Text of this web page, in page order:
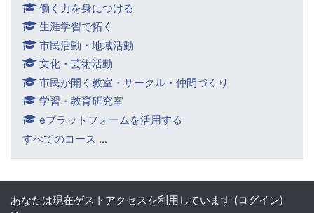
働く力を身につける
生涯学習で拓く
市民活動・地域活動
文化・芸術活動
市民が開く教室・サークル・仲間づくり
学習・教育研究室
eプラットフォームを活用する
すべてのコース ...
あなたは現在ゲストアクセスを利用しています (ログイン)